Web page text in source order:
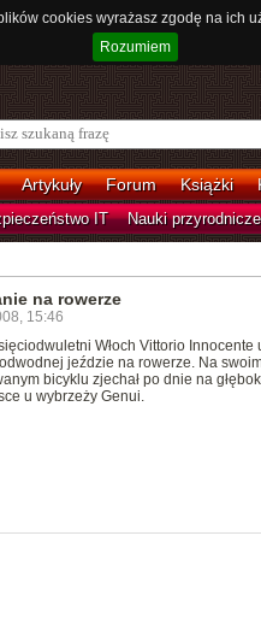
cookies wyrażasz zgodę na
Rozumiem
Artykuły Forum Książki
IT Nauki przyrodnicze
na rowerze
15:46
Włoch Vittorio Innocente
jeździe na rowerze. Na
bicyklu zjechał po dnie na
u wybrzeży Genui.